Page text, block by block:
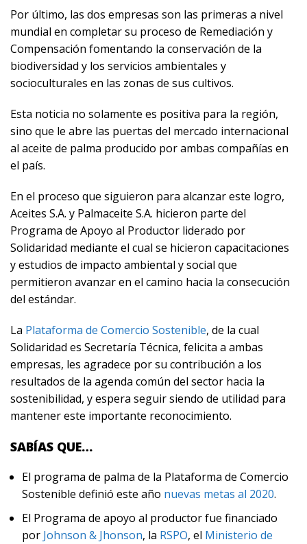
Por último, las dos empresas son las primeras a nivel
mundial en completar su proceso de Remediación y
Compensación fomentando la conservación de la
biodiversidad y los servicios ambientales y
socioculturales en las zonas de sus cultivos.
Esta noticia no solamente es positiva para la región,
sino que le abre las puertas del mercado internacional
al aceite de palma producido por ambas compañías en
el país.
En el proceso que siguieron para alcanzar este logro,
Aceites S.A. y Palmaceite S.A. hicieron parte del
Programa de Apoyo al Productor liderado por
Solidaridad mediante el cual se hicieron capacitaciones
y estudios de impacto ambiental y social que
permitieron avanzar en el camino hacia la consecución
del estándar.
La Plataforma de Comercio Sostenible, de la cual
Solidaridad es Secretaría Técnica, felicita a ambas
empresas, les agradece por su contribución a los
resultados de la agenda común del sector hacia la
sostenibilidad, y espera seguir siendo de utilidad para
mantener este importante reconocimiento.
SABÍAS QUE…
El programa de palma de la Plataforma de Comercio
Sostenible definió este año nuevas metas al 2020.
El Programa de apoyo al productor fue financiado
por Johnson & Jhonson, la RSPO, el Ministerio de